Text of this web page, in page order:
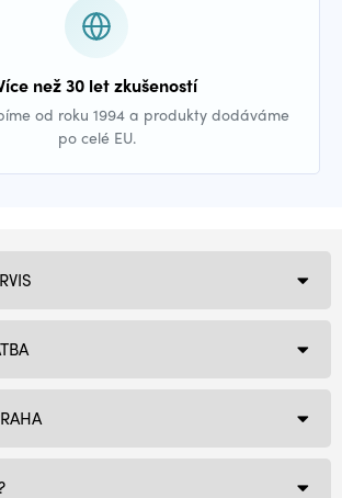
než 30 let zkušeností
od roku 1994 a produkty dodáváme
po celé EU.